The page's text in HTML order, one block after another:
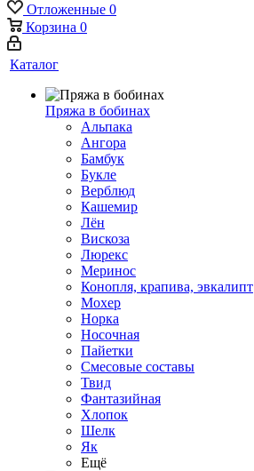
Отложенные 0
Корзина 0
Каталог
Пряжа в бобинах
Альпака
Ангора
Бамбук
Букле
Верблюд
Кашемир
Лён
Вискоза
Люрекс
Меринос
Конопля, крапива, эвкалипт
Мохер
Норка
Носочная
Пайетки
Смесовые составы
Твид
Фантазийная
Хлопок
Шелк
Як
Ещё